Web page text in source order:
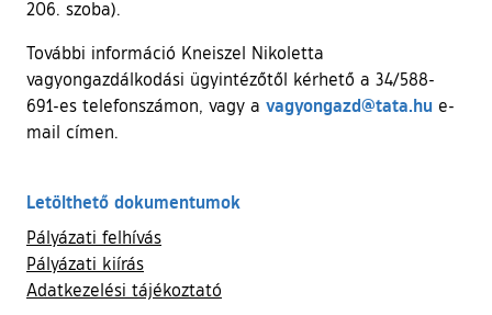
206. szoba).
További információ Kneiszel Nikoletta
vagyongazdálkodási ügyintézőtől kérhető a 34/588-
691-es telefonszámon, vagy a vagyongazd@tata.hu e-
mail címen.
Letölthető dokumentumok
Pályázati felhívás
Pályázati kiírás
Adatkezelési tájékoztató